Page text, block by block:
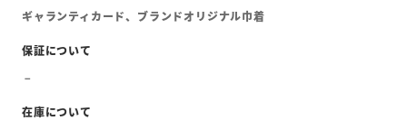
ギャランティカード、ブランドオリジナル巾着